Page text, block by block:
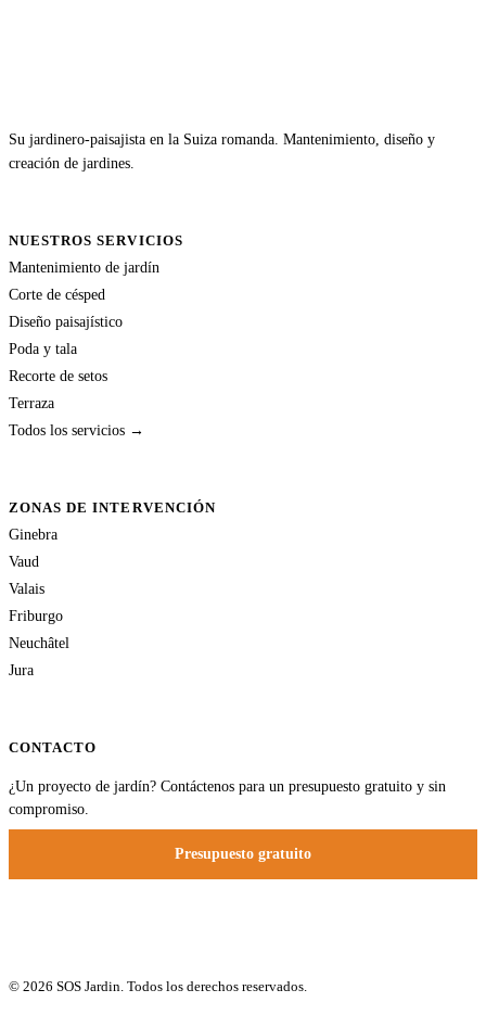
Su jardinero-paisajista en la Suiza romanda. Mantenimiento, diseño y
creación de jardines.
NUESTROS SERVICIOS
Mantenimiento de jardín
Corte de césped
Diseño paisajístico
Poda y tala
Recorte de setos
Terraza
Todos los servicios →
ZONAS DE INTERVENCIÓN
Ginebra
Vaud
Valais
Friburgo
Neuchâtel
Jura
CONTACTO
¿Un proyecto de jardín? Contáctenos para un presupuesto gratuito y sin
compromiso.
Presupuesto gratuito
© 2026 SOS Jardin. Todos los derechos reservados.